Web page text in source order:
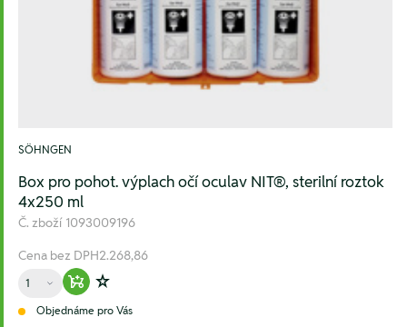
SÖHNGEN
Box pro pohot. výplach očí oculav NIT®, sterilní roztok
4x250 ml
Č. zboží 1093009196
Cena bez DPH2.268,86
Množství
Warenkorb hinzufügen
Zur Wunschliste hinzufügen
Objednáme pro Vás